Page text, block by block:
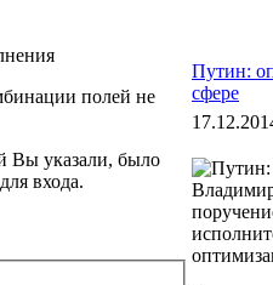
полей не
Вы указали, было
входа.
Путин:
сфере